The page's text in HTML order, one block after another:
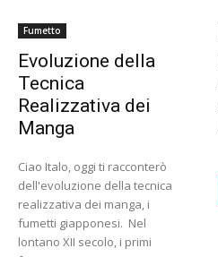
Fumetto
Evoluzione della
Tecnica
Realizzativa dei
Manga
Ciao Italo, oggi ti racconterò
dell'evoluzione della tecnica
realizzativa dei manga, i
fumetti giapponesi. Nel
lontano XII secolo, i primi